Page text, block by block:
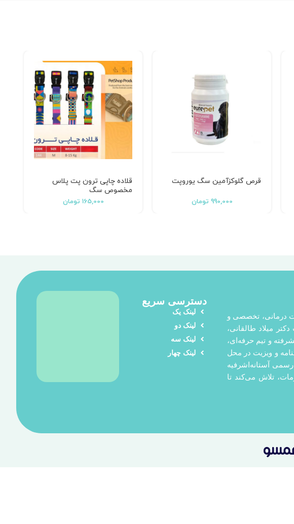
قرص گلوکزآمین سگ یوروپت
990,000 تومان
قلاده چاپی ترون پت پلاس
مخصوص سگ
165,000 تومان
درمانی، تخصصی و
میلاد طالقانی،
و تیم حرفه‌ای،
و ویزیت در محل
آستانه‌اشرفیه
تلاش می‌کند تا
دسترسی سریع
لینک یک
لینک دو
لینک سه
لینک چهار